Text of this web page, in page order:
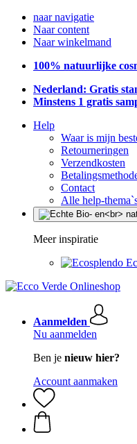
naar navigatie
Naar content
Naar winkelmand
100% natuurlijke
Nederland: Gratis
Minstens 1 gratis
Help
Waar is mijn
Retourneringen
Verzendkosten
Contact
Alle help-
Meer inspiratie
Aanmelden
Nu aanmelden
Ben je nieuw hier?
Account aanmaken